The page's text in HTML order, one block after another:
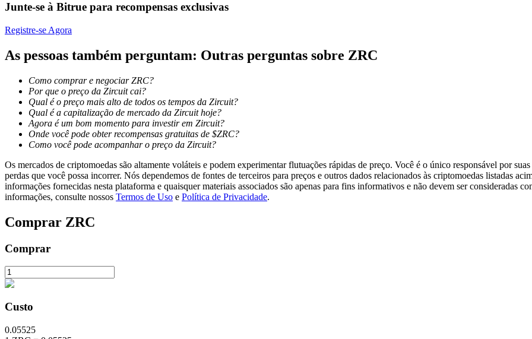
Estratégias de negociação
Ganhar
Porquinho poderoso
Ganhe recompensas competitivas diariamente
Junte-se à Bitrue para recompensas exclusivas
Registre-se Agora
As pessoas também perguntam: Outras perguntas sobre ZRC
Como comprar e negociar ZRC?
Por que o preço da Zircuit cai?
Qual é o preço mais alto de todos os tempos da Zircuit?
Qual é a capitalização de mercado da Zircuit hoje?
Agora é um bom momento para investir em Zircuit?
Onde você pode obter recompensas gratuitas de $ZRC?
Como você pode acompanhar o preço da Zircuit?
Os mercados de criptomoedas são altamente voláteis e podem experimentar flutuações rápidas de preço. Você é o único responsável por
perdas que você possa incorrer. Nós dependemos de fontes de terceiros para preços e outros dados relacionados às criptomoedas listadas
informações fornecidas nesta plataforma e quaisquer materiais associados são apenas para fins informativos e não devem ser consideradas
informações, consulte nossos Termos de Uso e Política de Privacidade.
Comprar ZRC
Comprar
Custo
0.05525